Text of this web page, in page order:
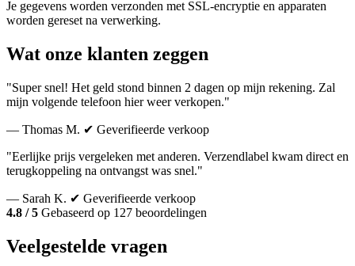
Je gegevens worden verzonden met SSL-encryptie en apparaten
worden gereset na verwerking.
Wat onze klanten zeggen
"Super snel! Het geld stond binnen 2 dagen op mijn rekening. Zal
mijn volgende telefoon hier weer verkopen."
— Thomas M. ✔ Geverifieerde verkoop
"Eerlijke prijs vergeleken met anderen. Verzendlabel kwam direct en
terugkoppeling na ontvangst was snel."
— Sarah K. ✔ Geverifieerde verkoop
4.8 / 5 Gebaseerd op 127 beoordelingen
Veelgestelde vragen